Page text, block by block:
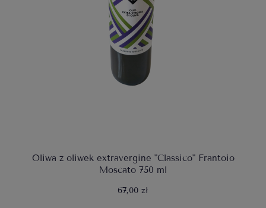
Oliwa z oliwek extravergine "Classico" Frantoio
Moscato 750 ml
67,00 zł